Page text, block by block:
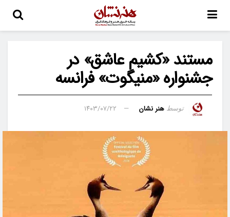
مستند «کشیم عاشق» در
جشنواره «منیگوت» فرانسه
توسط هنر نشان ۱۴۰۳/۰۷/۲۲